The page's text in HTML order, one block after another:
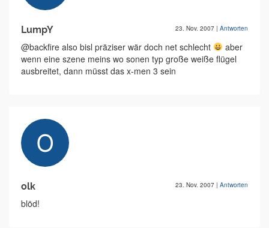
LumpY 23. Nov. 2007 | Antworten
@backfire also bisl präziser wär doch net schlecht
aber
wenn eine szene meins wo sonen typ große weiße flügel
ausbreitet, dann müsst das x-men 3 sein
olk 23. Nov. 2007 | Antworten
blöd!